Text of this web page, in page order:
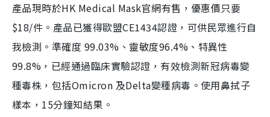
產品現時於HK Medical Mask官網有售，優惠價只要
$18/件。產品已獲得歐盟CE1434認證，可供民眾進行自
我檢測。準確度 99.03%、靈敏度96.4%、特異性
99.8%，已經通過臨床實驗認證，有效檢測新冠病毒變
種毒株，包括Omicron 及Delta變種病毒。使用鼻拭子
樣本，15分鐘知結果。